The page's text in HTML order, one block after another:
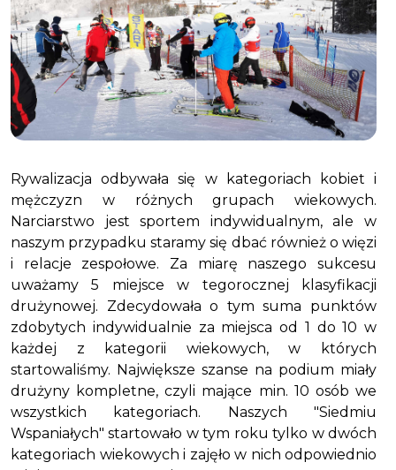
Rywalizacja odbywała się w kategoriach kobiet i
mężczyzn w różnych grupach wiekowych.
Narciarstwo jest sportem indywidualnym, ale w
naszym przypadku staramy się dbać również o więzi
i relacje zespołowe. Za miarę naszego sukcesu
uważamy 5 miejsce w tegorocznej klasyfikacji
drużynowej. Zdecydowała o tym suma punktów
zdobytych indywidualnie za miejsca od 1 do 10 w
każdej z kategorii wiekowych, w których
startowaliśmy. Największe szanse na podium miały
drużyny kompletne, czyli mające min. 10 osób we
wszystkich kategoriach. Naszych "Siedmiu
Wspaniałych" startowało w tym roku tylko w dwóch
kategoriach wiekowych i zajęło w nich odpowiednio